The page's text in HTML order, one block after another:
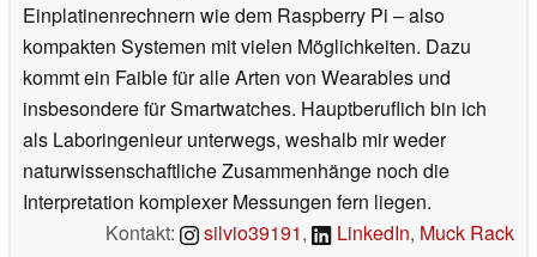
Einplatinenrechnern wie dem Raspberry Pi – also
kompakten Systemen mit vielen Möglichkeiten. Dazu
kommt ein Faible für alle Arten von Wearables und
insbesondere für Smartwatches. Hauptberuflich bin ich
als Laboringenieur unterwegs, weshalb mir weder
naturwissenschaftliche Zusammenhänge noch die
Interpretation komplexer Messungen fern liegen.
Kontakt:
silvio39191, LinkedIn, Muck Rack